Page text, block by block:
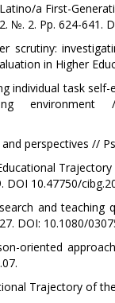
a First-
№. 2. Pp. 624-641.
scrutiny:
in Higher
individual task
perspectives //
10.47750/
and
DOI: 10.1080/
oriented
Trajectory of